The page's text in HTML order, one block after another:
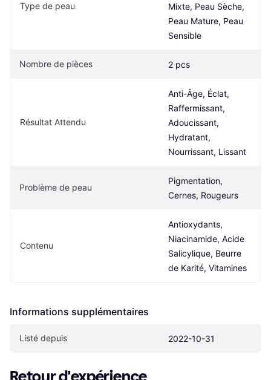
Type de peau
Mixte, Peau Sèche,
Peau Mature, Peau
Sensible
Nombre de pièces 2 pcs
Résultat Attendu
Anti-Âge, Éclat,
Raffermissant,
Adoucissant,
Hydratant,
Nourrissant, Lissant
Problème de peau
Pigmentation,
Cernes, Rougeurs
Contenu
Antioxydants,
Niacinamide, Acide
Salicylique, Beurre
de Karité, Vitamines
Informations supplémentaires
Listé depuis 2022-10-31